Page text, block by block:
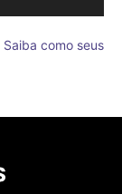
Saiba como seus